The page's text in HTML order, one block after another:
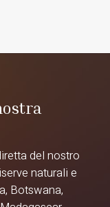
del nostro
naturali e
Botswana,